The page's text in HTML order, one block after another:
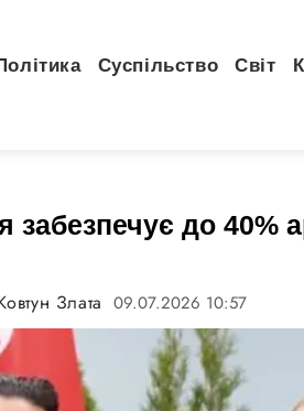
Суспільство Світ
забезпечує до 40%
Злата 09.07.2026 10:57